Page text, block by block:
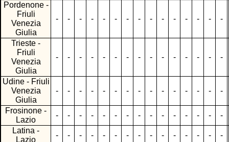
Pordenone -
Friuli
Venezia
Giulia
- - - - - - - - - - - - - - -
Trieste -
Friuli
Venezia
Giulia
- - - - - - - - - - - - - - -
Udine - Friuli
Venezia
Giulia
- - - - - - - - - - - - - - -
Frosinone -
Lazio
- - - - - - - - - - - - - -
-
Latina -
Lazio
- - - - - - - - - - - - - -
-